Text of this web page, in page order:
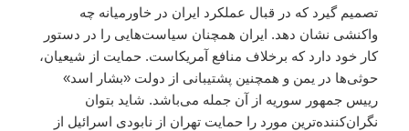
تصمیم گیرد که در قبال عملکرد ایران در خاورمیانه چه
واکنشی نشان دهد. ایران همچنان سیاست‌هایی را در دستور
کار خود دارد که برخلاف منافع آمریکاست. حمایت از شیعیان،
حوثی‌ها در یمن و همچنین پشتیبانی‌ از دولت «بشار اسد»
رییس جمهور سوریه از آن جمله می‌باشد. شاید بتوان
نگران‌کننده‌ترین مورد را حمایت تهران از نابودی اسرائیل از